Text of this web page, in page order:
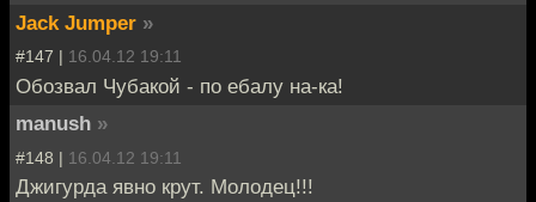
Jack Jumper »
#147 | 16.04.12 19:11
Обозвал Чубакой - по ебалу на-ка!
manush »
#148 | 16.04.12 19:11
Джигурда явно крут. Молодец!!!